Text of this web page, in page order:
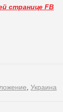
странице FB
Украина